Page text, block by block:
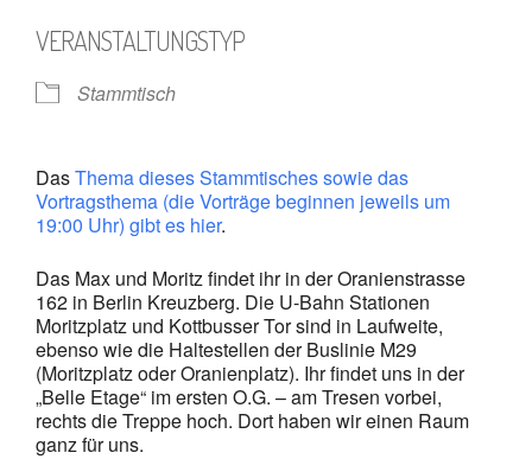
VERANSTALTUNGSTYP
Stammtisch
DasThema dieses Stammtisches sowie das
Vortragsthema (die Vorträge beginnen jeweils um
19:00 Uhr) gibt es hier.
Das Max und Moritz findet ihr in der Oranienstrasse
162 in Berlin Kreuzberg. Die U-Bahn Stationen
Moritzplatz und Kottbusser Tor sind in Laufweite,
ebenso wie die Haltestellen der Buslinie M29
(Moritzplatz oder Oranienplatz). Ihr findet uns in der
„Belle Etage“ im ersten O.G. – am Tresen vorbei,
rechts die Treppe hoch. Dort haben wir einen Raum
ganz für uns.